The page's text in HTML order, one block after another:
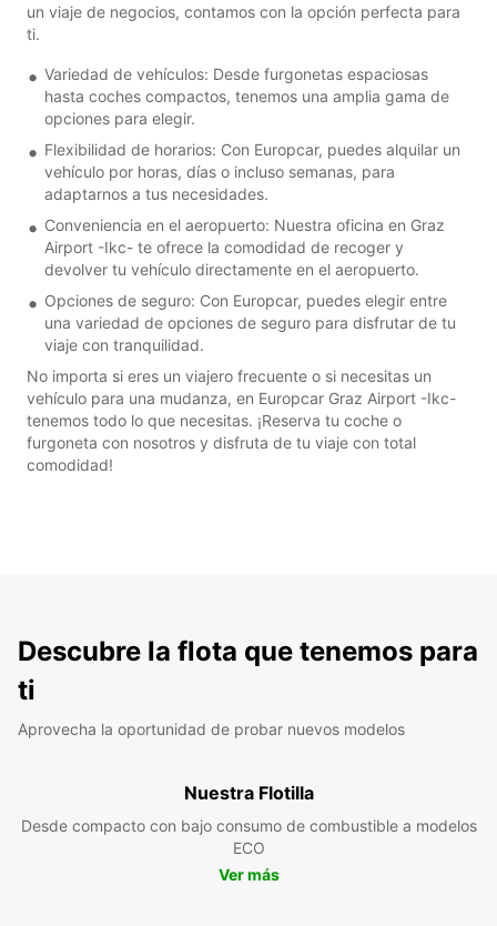
un viaje de negocios, contamos con la opción perfecta para
ti.
Variedad de vehículos: Desde furgonetas espaciosas
hasta coches compactos, tenemos una amplia gama de
opciones para elegir.
Flexibilidad de horarios: Con Europcar, puedes alquilar un
vehículo por horas, días o incluso semanas, para
adaptarnos a tus necesidades.
Conveniencia en el aeropuerto: Nuestra oficina en Graz
Airport -Ikc- te ofrece la comodidad de recoger y
devolver tu vehículo directamente en el aeropuerto.
Opciones de seguro: Con Europcar, puedes elegir entre
una variedad de opciones de seguro para disfrutar de tu
viaje con tranquilidad.
No importa si eres un viajero frecuente o si necesitas un
vehículo para una mudanza, en Europcar Graz Airport -Ikc-
tenemos todo lo que necesitas. ¡Reserva tu coche o
furgoneta con nosotros y disfruta de tu viaje con total
comodidad!
Descubre la flota que tenemos para
ti
Aprovecha la oportunidad de probar nuevos modelos
Nuestra Flotilla
Desde compacto con bajo consumo de combustible a modelos
ECO
Ver más